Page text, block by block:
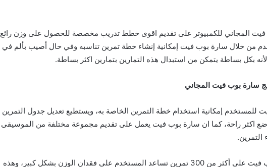
فيت المجاني للكمبيوتر على تقديم اقوى خطط تدريب مخصصة للحصول على وزن رائع
من خلال سارة بوب فيت إمكانية إنشاء خطة تمرين تناسبه وفي حال أصيب بألم في
بكل بساطة يتمكن من استبدال هذه التمارين بتمارين اكثر بساطة.
سارة بوب فيت المجاني
للمستخدم إمكانية استخدام خطة التمرين الخاصة به، ويستطيع تعديل جدول التمرين
اكثر راحة، كما ان سارة بوب فيت يعمل على تقديم مجموعة مختلفة من الموسيقى
التمرين.
ويحتوي تطبيق سارة بوب فيت على أكثر من 300 تمرين تساعد المستخدم على فقدان الوزن بشكل كبير، وهذه